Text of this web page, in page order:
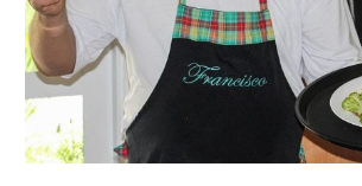
EM
ESTRUTURA
E
CAPACITAÇÃO